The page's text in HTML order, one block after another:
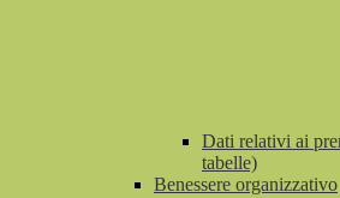
Dati relativi ai
tabelle)
Benessere organizzativo